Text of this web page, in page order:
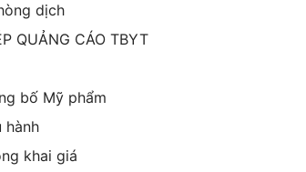
dịch
QUẢNG CÁO TBYT
bố Mỹ phẩm
hành
khai giá